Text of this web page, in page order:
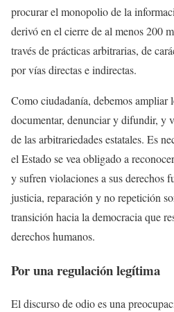
procurar el monopolio de la
derivó en el cierre de al menos 200
través de prácticas arbitrarias, de
por vías directas e indirectas.
Como ciudadanía, debemos ampliar
documentar, denunciar y difundir, y
de las arbitrariedades estatales. Es
el Estado se vea obligado a
y sufren violaciones a sus derechos
justicia, reparación y no repetición
transición hacia la democracia que
derechos humanos.
Por una regulación legítima
El discurso de odio es una